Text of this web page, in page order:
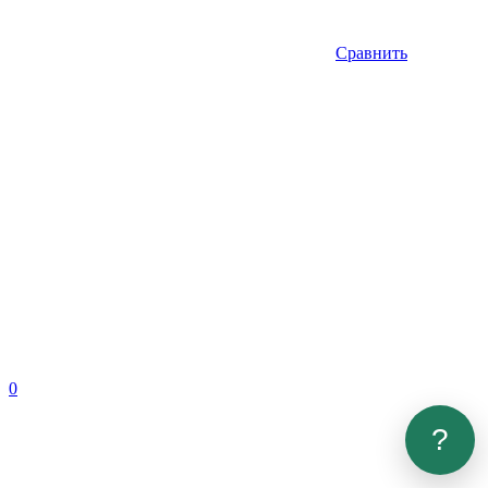
Сравнить
0
?